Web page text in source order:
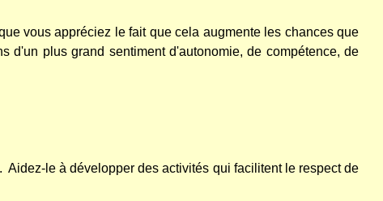
vous appréciez le fait que cela augmente les chances que
d'un plus grand sentiment d'autonomie, de compétence, de
Aidez-le à développer des activités qui facilitent le respect de